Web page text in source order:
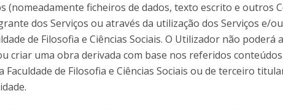
(nomeadamente ficheiros de dados, texto escrito e outros
dos Serviços ou através da utilização dos Serviços e/
de Filosofia e Ciências Sociais. O Utilizador não poderá
criar uma obra derivada com base nos referidos
de Filosofia e Ciências Sociais ou de terceiro